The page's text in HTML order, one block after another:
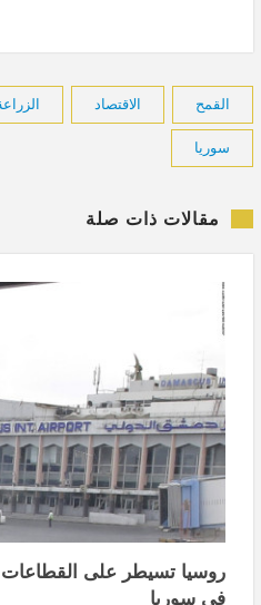
القمح الاقتصاد
سوريا
مقالات ذات صلة
روسيا تسيطر على القطاعات
في سوريا